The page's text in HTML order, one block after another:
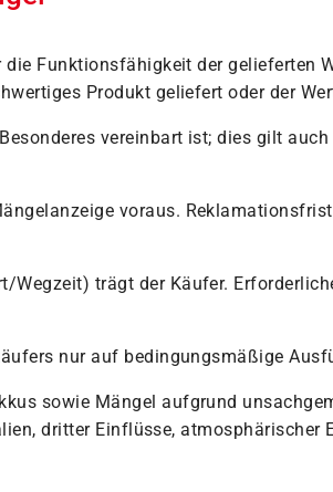
Funktionsfähigkeit der gelieferten
Produkt geliefert oder der
vereinbart ist; dies gilt
voraus.
Wegzeit) trägt der Käufer.
nur auf bedingungsmäßige
sowie Mängel aufgrund
dritter Einflüsse, atmosphärischer